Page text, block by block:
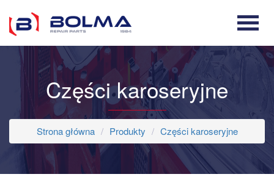
Części karoseryjne
Strona główna Produkty Części karoseryjne